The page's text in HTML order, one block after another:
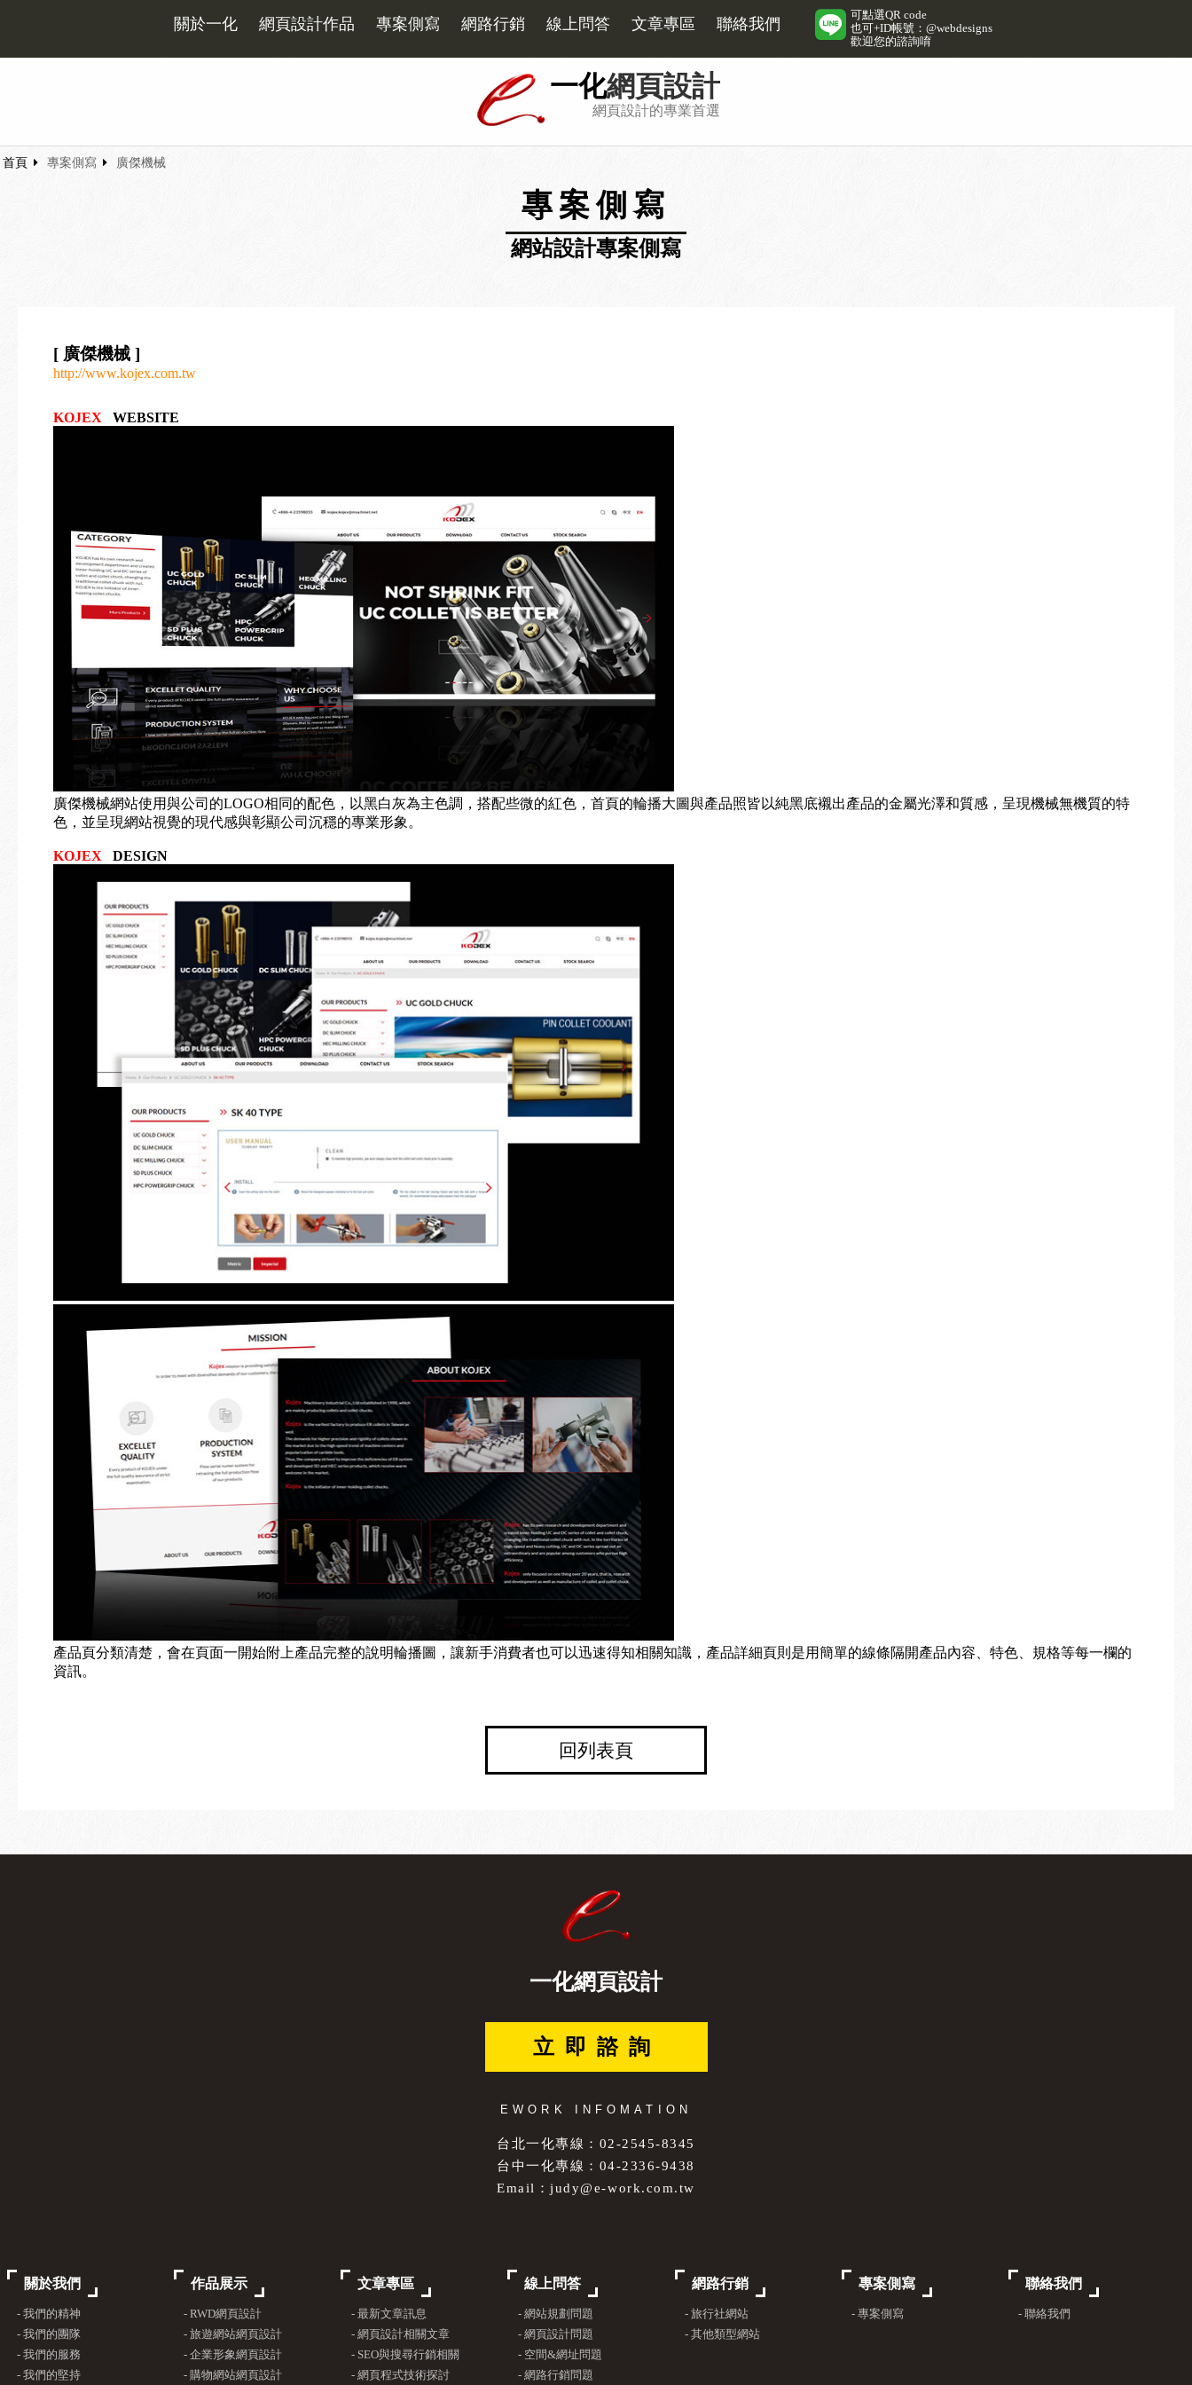
關於一化 網頁設計作品 專案側寫 網路行銷 線上問答 文章專區 聯絡我們
可點選QR code
也可+ID帳號：@webdesigns
歡迎您的諮詢唷
一化網頁設計
網頁設計的專業首選
首頁 專案側寫 廣傑機械
專案側寫
網站設計專案側寫
[ 廣傑機械 ]
http://www.kojex.com.tw
KOJEX WEBSITE
廣傑機械網站使用與公司的LOGO相同的配色，以黑白灰為主色調，搭配些微的紅色，首頁的輪播大圖與產品照皆以純黑底襯出產品的金屬光澤和質感，呈現機械無機質的特
色，並呈現網站視覺的現代感與彰顯公司沉穩的專業形象。
KOJEX DESIGN
產品頁分類清楚，會在頁面一開始附上產品完整的說明輪播圖，讓新手消費者也可以迅速得知相關知識，產品詳細頁則是用簡單的線條隔開產品內容、特色、規格等每一欄的
資訊。
回列表頁
一化網頁設計
立即諮詢
EWORK INFOMATION
台北一化專線：02-2545-8345
台中一化專線：04-2336-9438
Email：judy@e-work.com.tw
關於我們
- 我們的精神
- 我們的團隊
- 我們的服務
- 我們的堅持
作品展示
- RWD網頁設計
- 旅遊網站網頁設計
- 企業形象網頁設計
- 購物網站網頁設計
文章專區
- 最新文章訊息
- 網頁設計相關文章
- SEO與搜尋行銷相關
- 網頁程式技術探討
線上問答
- 網站規劃問題
- 網頁設計問題
- 空間&網址問題
- 網路行銷問題
網路行銷
- 旅行社網站
- 其他類型網站
專案側寫
- 專案側寫
聯絡我們
- 聯絡我們